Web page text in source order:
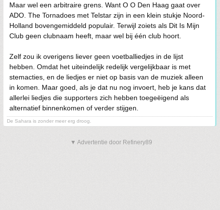
Maar wel een arbitraire grens. Want O O Den Haag gaat over
ADO. The Tornadoes met Telstar zijn in een klein stukje Noord-
Holland bovengemiddeld populair. Terwijl zoiets als Dit Is Mijn
Club geen clubnaam heeft, maar wel bij één club hoort.
Zelf zou ik overigens liever geen voetballiedjes in de lijst
hebben. Omdat het uiteindelijk redelijk vergelijkbaar is met
stemacties, en de liedjes er niet op basis van de muziek alleen
in komen. Maar goed, als je dat nu nog invoert, heb je kans dat
allerlei liedjes die supporters zich hebben toegeëigend als
alternatief binnenkomen of verder stijgen.
De Sahara is zonder meer erg droog.
▼ Advertentie door Refinery89